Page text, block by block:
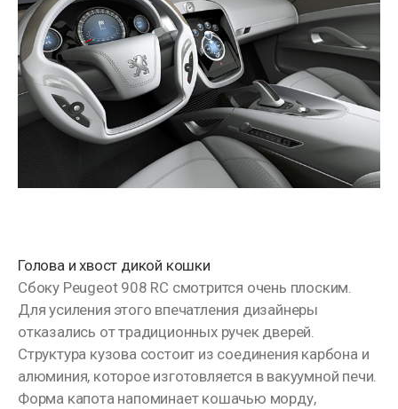
Голова и хвост дикой кошки
Сбоку Peugeot 908 RC смотрится очень плоским.
Для усиления этого впечатления дизайнеры
отказались от традиционных ручек дверей.
Структура кузова состоит из соединения карбона и
алюминия, которое изготовляется в вакуумной печи.
Форма капота напоминает кошачью морду,